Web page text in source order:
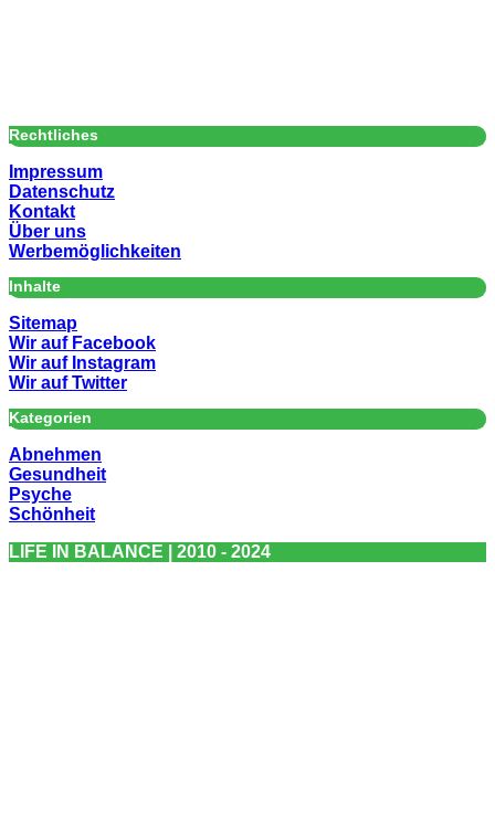
Rechtliches
Impressum
Datenschutz
Kontakt
Über uns
Werbemöglichkeiten
Inhalte
Sitemap
Wir auf Facebook
Wir auf Instagram
Wir auf Twitter
Kategorien
Abnehmen
Gesundheit
Psyche
Schönheit
LIFE IN BALANCE | 2010 - 2024